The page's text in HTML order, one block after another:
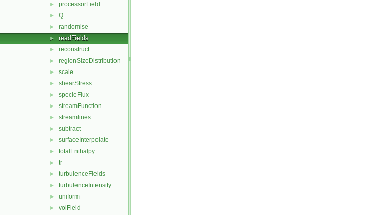
► processorField
► Q
► randomise
► readFields
► reconstruct
► regionSizeDistribution
► scale
► shearStress
► specieFlux
► streamFunction
► streamlines
► subtract
► surfaceInterpolate
► totalEnthalpy
► tr
► turbulenceFields
► turbulenceIntensity
► uniform
► volField